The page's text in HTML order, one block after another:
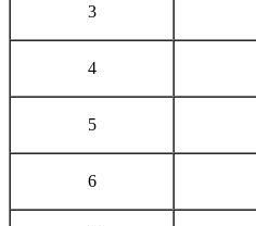
3
4
5
6